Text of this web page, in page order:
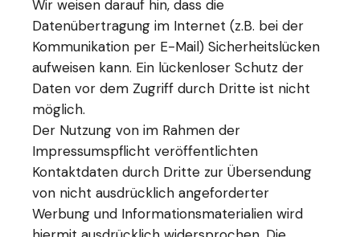
Wir weisen darauf hin, dass die
Datenübertragung im Internet (z.B. bei der
Kommunikation per E-Mail) Sicherheitslücken
aufweisen kann. Ein lückenloser Schutz der
Daten vor dem Zugriff durch Dritte ist nicht
möglich.
Der Nutzung von im Rahmen der
Impressumspflicht veröffentlichten
Kontaktdaten durch Dritte zur Übersendung
von nicht ausdrücklich angeforderter
Werbung und Informationsmaterialien wird